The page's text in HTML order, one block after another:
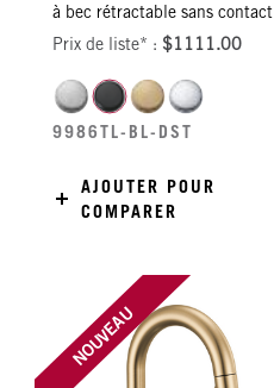
à bec rétractable sans contact
Prix de liste* : $1111.00
9986TL-BL-DST
AJOUTER POUR
COMPARER
NOUVEAU